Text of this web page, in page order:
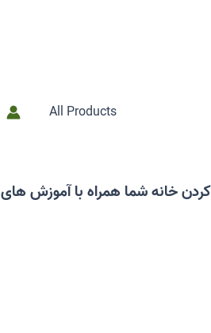
All Products
خانه شما همراه با آموزش های